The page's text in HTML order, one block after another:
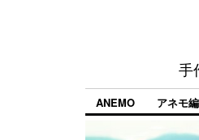
手
ANEMO アネモ